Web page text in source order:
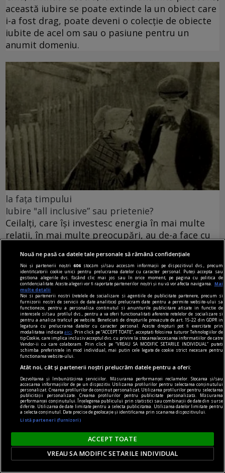
această iubire se poate extinde la un obiect care
i-a fost drag, poate deveni o colecție de obiecte
iubite de acel om sau o pasiune pentru un
anumit domeniu.
la fața timpului
Iubire "all inclusive” sau prietenie?
Ceilalți, care își investesc energia în mai multe
relații, în mai multe preocupări, au de-a face cu
neîmpărtășită toată viața.
Parteneri
„Taxa de turist” sau prețul normal al vacanței?
„Nu vă obligă nimeni să cumpărați. Prețurile
astea există pentru că cineva le plătește”
Nouă ne pasă ca datele tale personale să rămână confidențiale
Noi și partenerii noștri606 stocăm și/sau accesăm informații pe dispozitivul dvs., precum
identificatorii cookie unici pentru prelucrarea datelor cu caracter personal. Puteți accepta sau
gestiona alegerile dvs. făcând clic mai jos sau în orice moment, pe pagina cu politica de
confidențialitate. Aceste alegeri vor fi raportate partenerilor noștri și nu vă vor afecta navigarea.
Mai
multe detalii
Noi si partenerii nostri (retelele de socializare si agentiile de publicitate partenere, precum si
furnizorii nostri de servicii de date analitice) prelucram date pentru a permite website-ului sa
functioneze, pentru a personaliza continutul si anunturile publicitare afisate in functie de
interesele si/sau profilul dvs., pentru a va oferi functionalitati aferente retelelor de socializare si
pentru a analiza traficul pe website. Beneficiati de drepturile prevazute de art. 15-22 din GDPR in
legatura cu prelucrarea datelor cu caracter personal. Aceste drepturi pot fi exercitate prin
modalitatea indicataaici
. Prin click pe “ACCEPT TOATE”, acceptati folosirea tuturor Tehnologiilor de
tip Cookie, care implica inclusiv acceptul dvs. cu privire la stocarea/accesarea informatiilor de catre
Vendor-ii cu care colaboram. Prin click pe “VREAU SA MODIFIC SETARILE INDIVIDUAL” puteti
schimba preferintele in mod individual, mai putin cele legate de cookie strict necesare pentru
functionarea website-ului.
Atât noi, cât și partenerii noștri prelucrăm datele pentru a oferi:
Dezvoltarea și îmbunătățirea serviciilor. Măsurarea performanței reclamelor. Stocarea și/sau
accesarea informațiilor de pe un dispozitiv. Utilizarea profilurilor pentru selectarea conținutului
personalizat. Crearea profilurilor de conținut personalizat. Utilizarea profilurilor pentru selectarea
publicității personalizate. Crearea profilurilor pentru publicitate personalizată. Măsurarea
performanței conținutului. Înțelegerea publicului prin statistici sau combinații de date din surse
diferite. Utilizarea de date limitate pentru a selecta publicitatea. Utilizarea datelor limitate pentru
a selecta conținutul. Date precise de geolocație și identificarea prin scanarea dispozitivului.
Listă parteneri (furnizori)
ACCEPT TOATE
VREAU SA MODIFIC SETARILE INDIVIDUAL